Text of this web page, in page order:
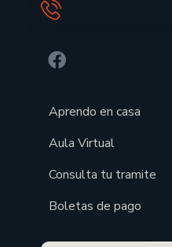
Aprendo en casa
Aula Virtual
Consulta tu tramite
Boletas de pago